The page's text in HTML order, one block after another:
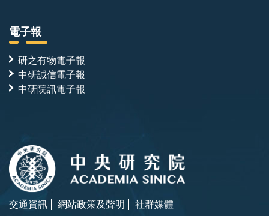
電子報
研之有物電子報
中研誠信電子報
中研院訊電子報
交通資訊 網站政策及聲明 社群媒體